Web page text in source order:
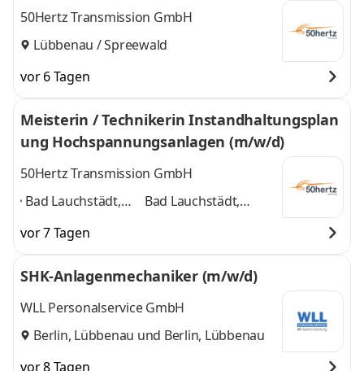
50Hertz Transmission GmbH
Lübbenau / Spreewald
vor 6 Tagen
Meisterin / Technikerin Instandhaltungsplan
ung Hochspannungsanlagen (m/w/d)
50Hertz Transmission GmbH
Bad Lauchstädt,
Dresden, Erfurt,
Greifswald,
Güstrow, Hamburg,
Lübbenau,
Rostock,
Bad Lauchstädt,
Greifswald, Güstrow,
Hamburg, Lübbenau,
Rostock
vor 7 Tagen
SHK-Anlagenmechaniker (m/w/d)
WLL Personalservice GmbH
Berlin, Lübbenau und Berlin, Lübbenau
vor 8 Tagen